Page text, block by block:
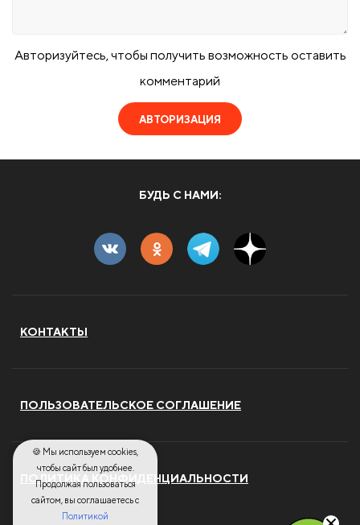
Авторизуйтесь, чтобы получить возможность оставить
комментарий
АВТОРИЗАЦИЯ
БУДЬ С НАМИ:
КОНТАКТЫ
ПОЛЬЗОВАТЕЛЬСКОЕ СОГЛАШЕНИЕ
ПОЛИТИКА КОНФИДЕНЦИАЛЬНОСТИ
🍪 Мы используем cookies,
чтобы сайт был удобнее.
Продолжая пользоваться
сайтом, вы соглашаетесь с
Политикой